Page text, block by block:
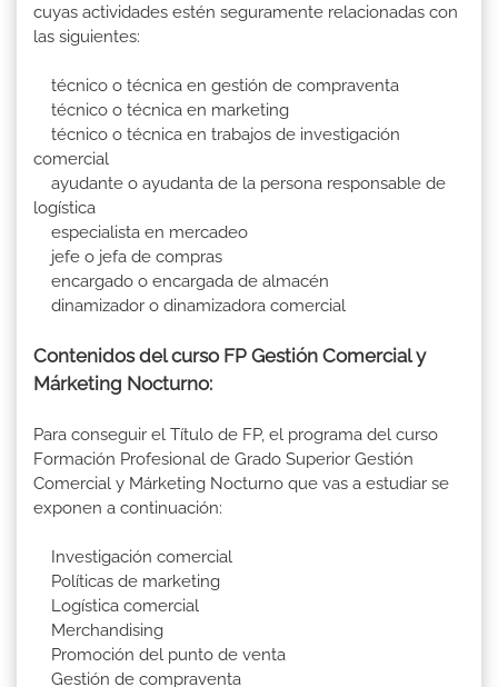
cuyas actividades estén seguramente relacionadas con
las siguientes:
técnico o técnica en gestión de compraventa
técnico o técnica en marketing
técnico o técnica en trabajos de investigación
comercial
ayudante o ayudanta de la persona responsable de
logística
especialista en mercadeo
jefe o jefa de compras
encargado o encargada de almacén
dinamizador o dinamizadora comercial
Contenidos del curso FP Gestión Comercial y
Márketing Nocturno:
Para conseguir el Título de FP, el programa del curso
Formación Profesional de Grado Superior Gestión
Comercial y Márketing Nocturno que vas a estudiar se
exponen a continuación:
Investigación comercial
Políticas de marketing
Logística comercial
Merchandising
Promoción del punto de venta
Gestión de compraventa